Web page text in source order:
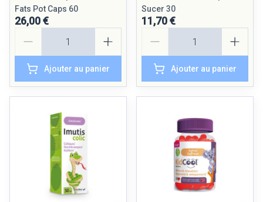
Fats Pot Caps 60
26,00 €
Ajouter au panier
Sucer 30
11,70 €
Ajouter au panier